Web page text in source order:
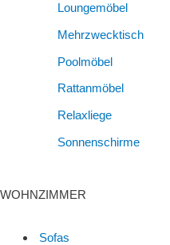
Loungemöbel
Mehrzwecktisch
Poolmöbel
Rattanmöbel
Relaxliege
Sonnenschirme
WOHNZIMMER
Sofas